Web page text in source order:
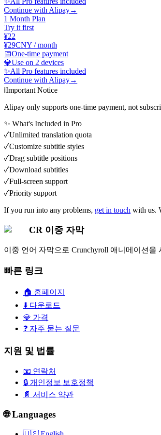
Continue with Alipay→
1 Month Plan
Try it first
¥22
¥29CNY / month
📅One-time payment
💎Use on 2 devices
✨All Pro features included
Continue with Alipay→
ℹ️Important Notice
Alipay only supports one-time payment, not
✨ What's Included in Pro
✓Unlimited translation quota
✓Customize subtitle styles
✓Drag subtitle positions
✓Download subtitles
✓Full-screen support
✓Priority support
If you run into any problems, get in touch with us.
CR 이중 자막
이중 언어 자막으로 Crunchyroll 애니메이션
빠른 링크
🏠 홈페이지
⬇️ 다운로드
💎 가격
❓ 자주 묻는 질문
지원 및 법률
📧 연락처
🔒 개인정보 보호정책
📄 서비스 약관
🌐 Languages